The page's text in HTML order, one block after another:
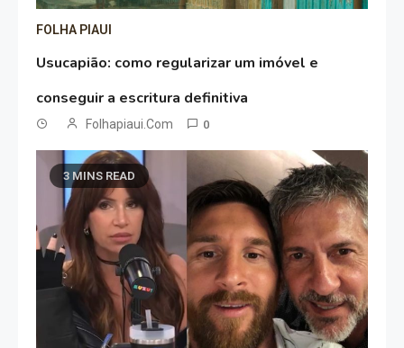
FOLHA PIAUI
Usucapião: como regularizar um imóvel e
conseguir a escritura definitiva
Folhapiaui.com 0
3 MINS READ